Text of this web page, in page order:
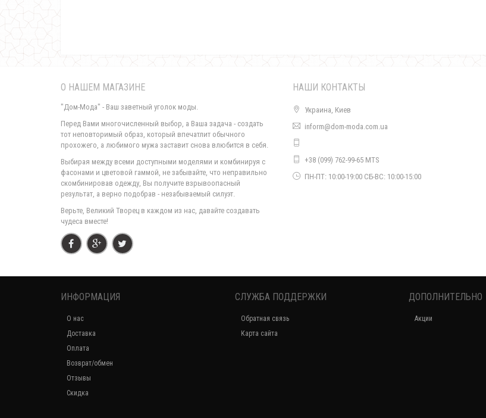
Вечернее макси платье большого размера с кружевом
О НАШЕМ МАГАЗИНЕ
"Дом-Мода" - Ваш заветный уголок моды.
Перед Вами многочисленный выбор, а Ваша задача - создать
тот неповторимый образ, который впечатлит обычного
прохожего, а любимого мужа заставит снова влюбится в себя.
Выбирая между всеми доступными моделями и комбинируя с
фасонами и цветовой гаммой, не забывайте, что неправильно
скомбинировав одежду, Вы получите взрывоопасный
результат, а верно подобрав - незабываемый силуэт.
Верьте, Великий Творец в каждом из нас, давайте создавать
чудеса вместе!
НАШИ КОНТАКТЫ
Украина, Киев
inform@dom-moda.com.ua
+38 (099) 762-99-65 MTS
ПН-ПТ: 10:00-19:00 СБ-ВС: 10:00-15:00
ИНФОРМАЦИЯ
О нас
Доставка
Оплата
Возврат/обмен
Отзывы
Скидка
СЛУЖБА ПОДДЕРЖКИ
Обратная связь
Карта сайта
ДОПОЛНИТЕЛЬНО
Акции